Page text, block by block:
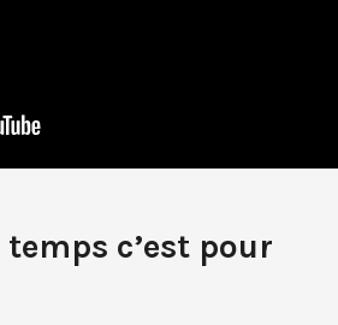
c’est pour